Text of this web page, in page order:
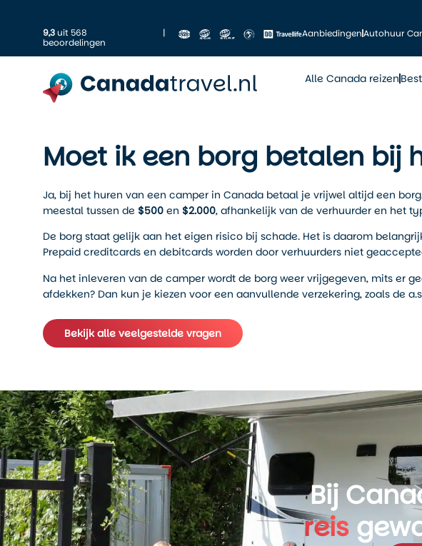
9,3uit 568
beoordelingen
| AanbiedingenAutohuur
Alle Canada reizen
Moet ik een borg betalen bij
Ja, bij het huren van een camper in Canada betaal je vrijwel altijd een
meestal tussen de $500 en $2.000, afhankelijk van de verhuurder en het
De borg staat gelijk aan het eigen risico bij schade. Het is daarom
Prepaid creditcards en debitcards worden door verhuurders niet
Na het inleveren van de camper wordt de borg weer vrijgegeven, mits er
afdekken? Dan kun je kiezen voor een aanvullende verzekering, zoals de
Bekijk alle veelgestelde vragen
Bij
reis